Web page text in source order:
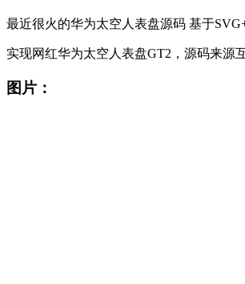
最近很火的华为太空人表盘源码 基于
实现网红华为太空人表盘GT2，源码来源
图片：